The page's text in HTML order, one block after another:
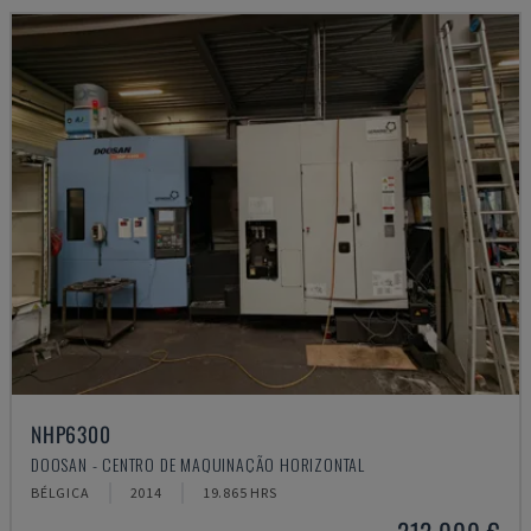
NHP6300
DOOSAN - CENTRO DE MAQUINAÇÃO HORIZONTAL
BÉLGICA 2014 19.865 HRS